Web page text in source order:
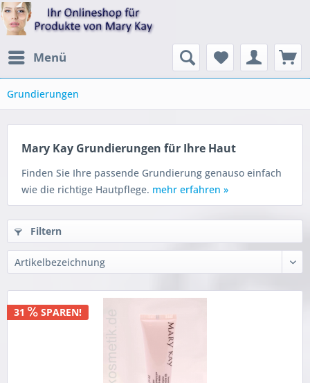
Menü
Grundierungen
Mary Kay Grundierungen für Ihre Haut
Finden Sie Ihre passende Grundierung genauso einfach
wie die richtige Hautpflege. mehr erfahren »
Filtern
31 SPAREN!